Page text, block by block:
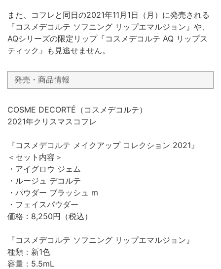
また、コフレと同日の2021年11月1日（月）に発売される
『コスメデコルテ ソフニング リップエマルジョン』や、
AQシリーズの限定リップ『コスメデコルテ AQ リップス
ティック』も見逃せません。
発売・商品情報
COSME DECORTÉ（コスメデコルテ）
2021年クリスマスコフレ
『コスメデコルテ メイクアップ コレクション 2021』
＜セット内容＞
・アイグロウ ジェム
・ルージュ デコルテ
・パウダー ブラッシュ m
・フェイスパウダー
価格：8,250円（税込）
『コスメデコルテ ソフニング リップエマルジョン』
種類：新1色
容量：5.5mL